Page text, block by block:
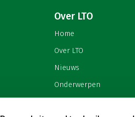
Over LTO
Home
Over LTO
Nieuws
Onderwerpen